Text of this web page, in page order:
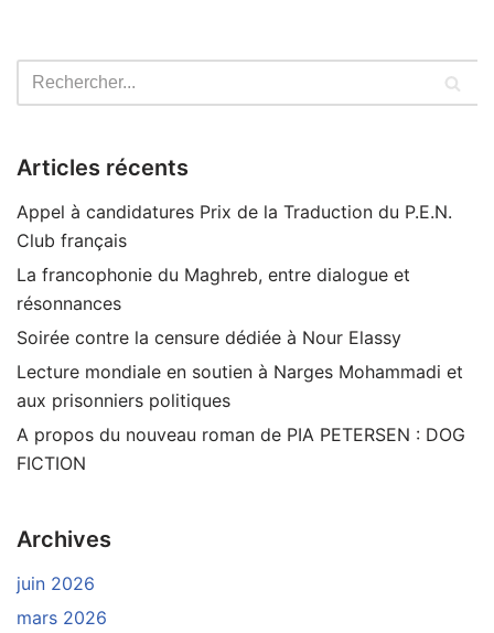
Articles récents
Appel à candidatures Prix de la Traduction du P.E.N.
Club français
La francophonie du Maghreb, entre dialogue et
résonnances
Soirée contre la censure dédiée à Nour Elassy
Lecture mondiale en soutien à Narges Mohammadi et
aux prisonniers politiques
A propos du nouveau roman de PIA PETERSEN : DOG
FICTION
Archives
juin 2026
mars 2026